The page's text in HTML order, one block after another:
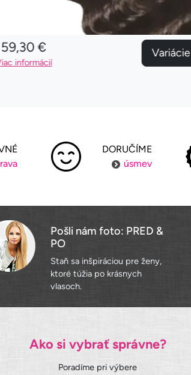
€
informácií
Variácie
DORUČÍME
úsmev
Pošli nám foto: PRED &
PO
Staň sa inšpiráciou pre ženy,
ktoré túžia po krásnych
vlasoch.
Ako si vybrať správne?
Poradíme pri výbere